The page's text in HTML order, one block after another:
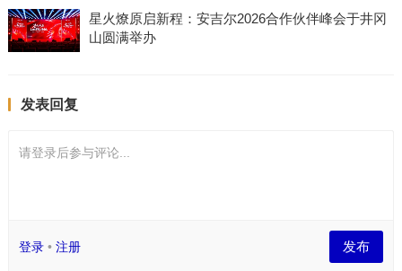
星火燎原启新程：安吉尔2026合作伙伴峰会于井冈
山圆满举办
发表回复
请登录后参与评论...
登录• 注册 发布